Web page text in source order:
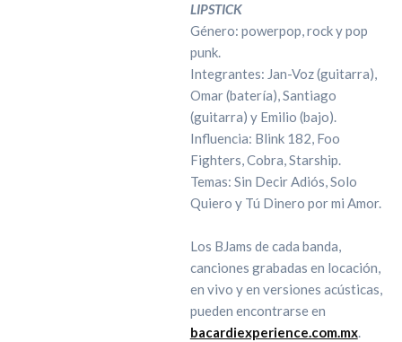
LIPSTICK
Género: powerpop, rock y pop
punk.
Integrantes: Jan-Voz (guitarra),
Omar (batería), Santiago
(guitarra) y Emilio (bajo).
Influencia: Blink 182, Foo
Fighters, Cobra, Starship.
Temas: Sin Decir Adiós, Solo
Quiero y Tú Dinero por mi Amor.
Los BJams de cada banda,
canciones grabadas en locación,
en vivo y en versiones acústicas,
pueden encontrarse en
bacardiexperience.com.mx.